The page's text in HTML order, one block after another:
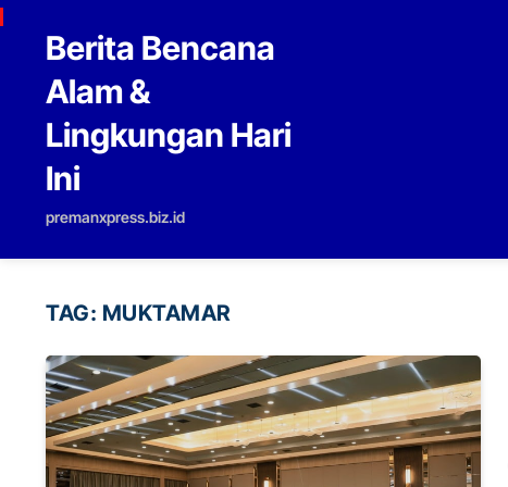
Skip to content
Berita Bencana
Alam &
Lingkungan Hari
Ini
premanxpress.biz.id
TAG: MUKTAMAR